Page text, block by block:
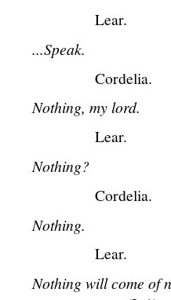
Lear.
...Speak.
Cordelia.
Nothing, my lord.
Lear.
Nothing?
Cordelia.
Nothing.
Lear.
Nothing will come of